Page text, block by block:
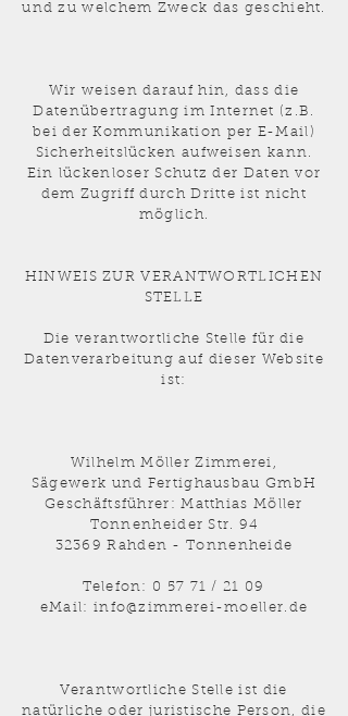
und zu welchem Zweck das geschieht.
Wir weisen darauf hin, dass die
Datenübertragung im Internet (z.B.
bei der Kommunikation per E-Mail)
Sicherheitslücken aufweisen kann.
Ein lückenloser Schutz der Daten vor
dem Zugriff durch Dritte ist nicht
möglich.
HINWEIS ZUR VERANTWORTLICHEN
STELLE
Die verantwortliche Stelle für die
Datenverarbeitung auf dieser Website
ist:
Wilhelm Möller Zimmerei,
Sägewerk und Fertighausbau GmbH
Geschäftsführer: Matthias Möller
Tonnenheider Str. 94
32369 Rahden - Tonnenheide
Telefon: 0 57 71 / 21 09
eMail: info@zimmerei-moeller.de
Verantwortliche Stelle ist die
natürliche oder juristische Person, die